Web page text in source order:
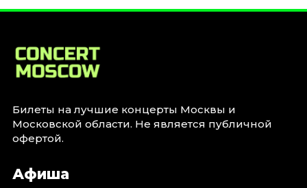
Август 2026
Сентябрь 2026
Ноябрь 2026
Декабрь 2026
Август 2026
Билеты на лучшие концерты Москвы и
Московской области. Не является публичной
офертой.
Афиша